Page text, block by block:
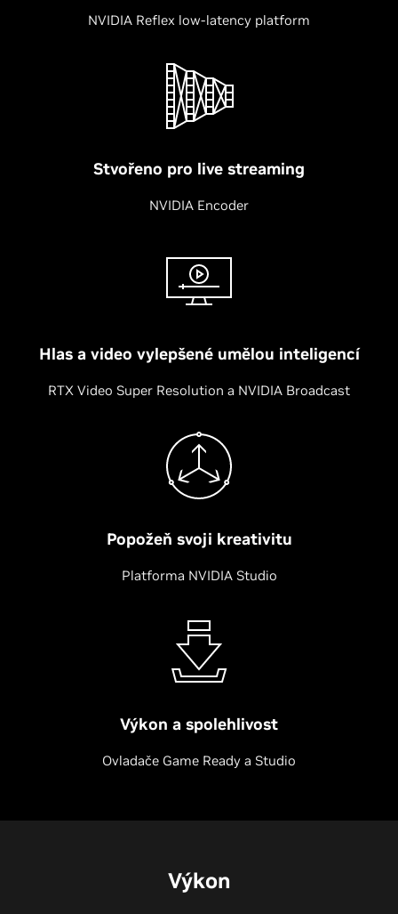
NVIDIA Reflex low-latency platform
Stvořeno pro live streaming
NVIDIA Encoder
Hlas a video vylepšené umělou inteligencí
RTX Video Super Resolution a NVIDIA Broadcast
Popožeň svoji kreativitu
Platforma NVIDIA Studio
Výkon a spolehlivost
Ovladače Game Ready a Studio
Výkon